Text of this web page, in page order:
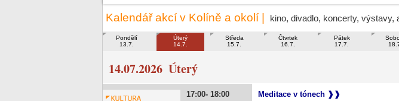
Kalendář akcí v Kolíně a okolí | kino, divadlo, koncerty,
Pondělí
13.7.
Úterý
14.7.
Středa
15.7.
Čtvrtek
16.7.
Pátek
17.7.
14.07.2026 Úterý
17:00 18:00
Meditace v tónech